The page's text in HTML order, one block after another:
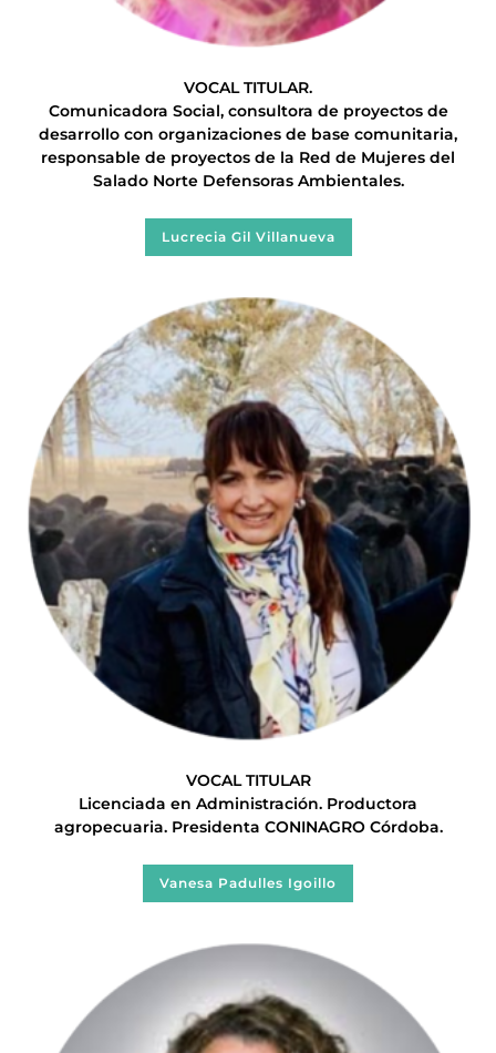
VOCAL TITULAR.
Comunicadora Social, consultora de proyectos de
desarrollo con organizaciones de base comunitaria,
responsable de proyectos de la Red de Mujeres del
Salado Norte Defensoras Ambientales.
Lucrecia Gil Villanueva
VOCAL TITULAR
Licenciada en Administración. Productora
agropecuaria. Presidenta CONINAGRO Córdoba.
Vanesa Padulles Igoillo